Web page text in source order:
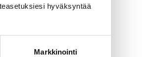
hyväksyntää
Markkinointi